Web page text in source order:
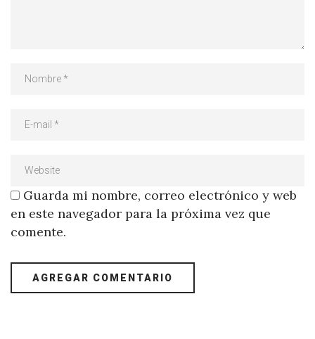
Guarda mi nombre, correo electrónico y web
en este navegador para la próxima vez que
comente.